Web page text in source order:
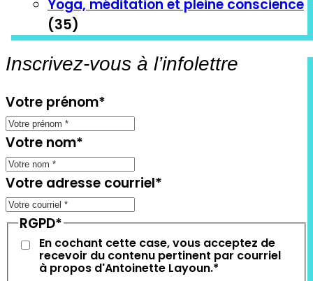
Yoga, méditation et pleine conscience
(35)
Inscrivez-vous à l’infolettre
Votre prénom*
Votre nom*
Votre adresse courriel*
RGPD*
En cochant cette case, vous acceptez de
recevoir du contenu pertinent par courriel
à propos d'Antoinette Layoun.*